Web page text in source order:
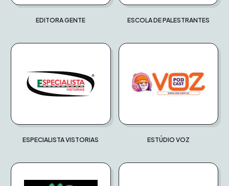
EDITORA GENTE ESCOLA DE PALESTRANTES
ESPECIALISTA VISTORIAS ESTÚDIO VOZ